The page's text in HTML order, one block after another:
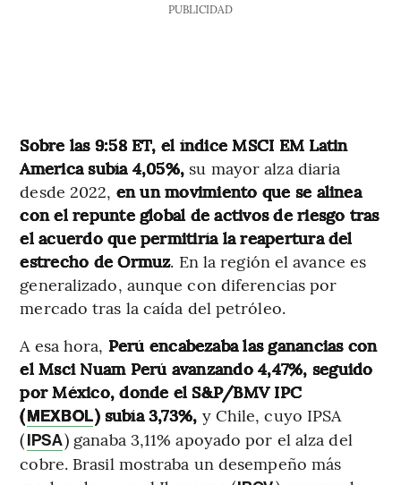
PUBLICIDAD
Sobre las 9:58 ET, el índice MSCI EM Latin
America subía 4,05%, su mayor alza diaria
desde 2022, en un movimiento que se alinea
con el repunte global de activos de riesgo tras
el acuerdo que permitiría la reapertura del
estrecho de Ormuz. En la región el avance es
generalizado, aunque con diferencias por
mercado tras la caída del petróleo.
A esa hora, Perú encabezaba las ganancias con
el Msci Nuam Perú avanzando 4,47%, seguido
por México, donde el S&P/BMV IPC
(MEXBOL) subía 3,73%, y Chile, cuyo IPSA
(IPSA) ganaba 3,11% apoyado por el alza del
cobre. Brasil mostraba un desempeño más